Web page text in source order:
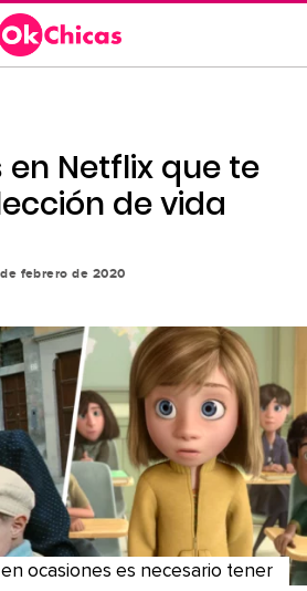
en Netflix que te
de vida
febrero de 2020
ocasiones es necesario tener